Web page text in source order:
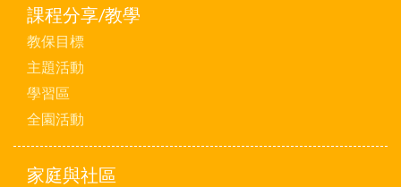
課程分享/教學
教保目標
主題活動
學習區
全園活動
家庭與社區